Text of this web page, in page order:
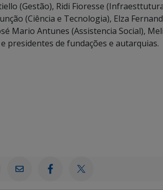
(Gestão), Ridi Fioresse
(Ciência e Tecnologia), Elza
Mario Antunes (Assistencia Social),
presidentes de fundações e autarquias.